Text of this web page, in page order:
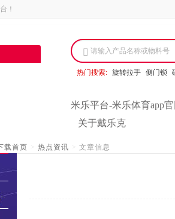
！
请输入产品名称或物料号
热门搜索: 旋转拉手 侧门锁
米乐平台-米乐体育app
关于戴乐克
载首页 > 热点资讯 > 文章信息
官网下载的介绍